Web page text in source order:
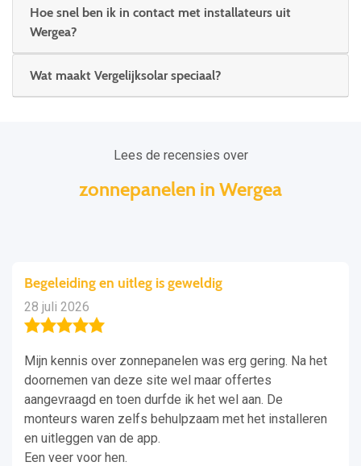
Hoe snel ben ik in contact met installateurs uit
Wergea?
Wat maakt Vergelijksolar speciaal?
Lees de recensies over
zonnepanelen in Wergea
Begeleiding en uitleg is geweldig
28 juli 2026
Mijn kennis over zonnepanelen was erg gering. Na het
doornemen van deze site wel maar offertes
aangevraagd en toen durfde ik het wel aan. De
monteurs waren zelfs behulpzaam met het installeren
en uitleggen van de app.
Een veer voor hen.